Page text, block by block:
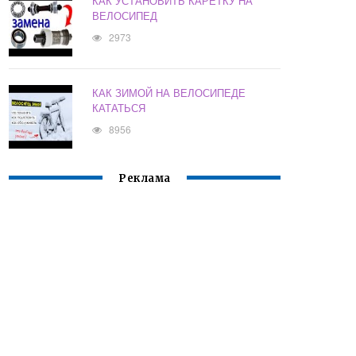
ВЕЛОСИПЕД
2973
КАК ЗИМОЙ НА ВЕЛОСИПЕДЕ
КАТАТЬСЯ
8956
Реклама